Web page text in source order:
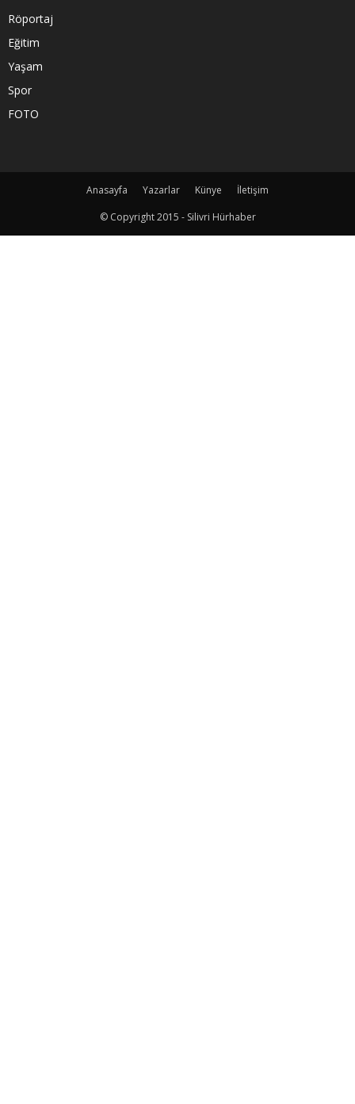
Röportaj
Eğitim
Yaşam
Spor
FOTO
Anasayfa Yazarlar Künye
İletişim
© Copyright 2015 - Silivri Hürhaber